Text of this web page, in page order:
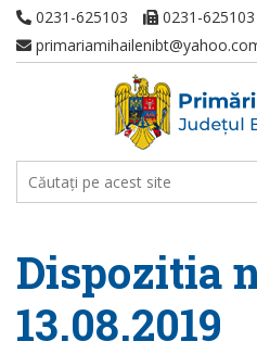
0231-625103
0231-625103
Dispozitia
13.08.2019